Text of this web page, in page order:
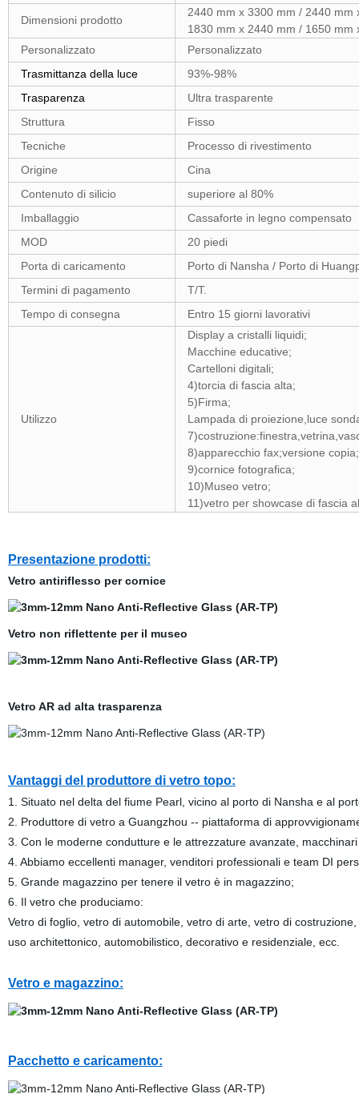
Dimensioni prodotto
2440 mm x 3300 mm / 2440
1830 mm x 2440 mm / 1650
Personalizzato
Personalizzato
Trasmittanza della luce
93%-98%
Trasparenza
Ultra trasparente
Struttura
Fisso
Tecniche
Processo di rivestimento
Origine
Cina
Contenuto di silicio
superiore al 80%
Imballaggio
Cassaforte in legno compensato
MOD
20 piedi
Porta di caricamento
Porto di Nansha / Porto di
Termini di pagamento
T/T.
Tempo di consegna
Entro 15 giorni lavorativi
Utilizzo
Display a cristalli liquidi;
Macchine educative;
Cartellonidigitali;
4)torcia di fascia alta;
5)Firma;
Lampada di proiezione ,luce
8)apparecchio fax;versione copia;
9)cornice fotografica;
10)Museo vetro;
11)vetro per showcase di fascia
Presentazione prodotti:
Vetro antiriflesso per cornice
Vetro non riflettente per il museo
Vetro AR ad alta trasparenza
Vantaggi del produttore di vetro topo:
1. Situato nel delta del fiume Pearl, vicino al porto di Nansha e al
2. Produttore di vetro a Guangzhou -- piattaforma di
3. Con le moderne condutture e le attrezzature avanzate,
4. Abbiamo eccellenti manager, venditori professionali e team DI
5. Grande magazzino per tenere il vetro è in magazzino;
6. Il vetro che produciamo:
Vetro di foglio, vetro di automobile, vetro di arte, vetro di
uso architettonico, automobilistico, decorativo e residenziale, ecc.
Vetro e magazzino:
Pacchetto e caricamento: